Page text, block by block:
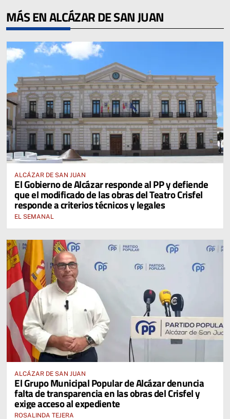
MÁS EN ALCÁZAR DE SAN JUAN
ALCÁZAR DE SAN JUAN
El Gobierno de Alcázar responde al PP y defiende
que el modificado de las obras del Teatro Crisfel
responde a criterios técnicos y legales
EL SEMANAL
ALCÁZAR DE SAN JUAN
El Grupo Municipal Popular de Alcázar denuncia
falta de transparencia en las obras del Crisfel y
exige acceso al expediente
ROSALINDA TEJERA